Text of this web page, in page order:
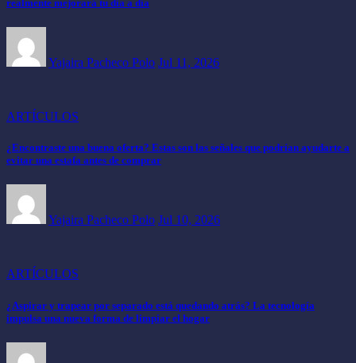
realmente mejorará tu día a día
Yajaira Pacheco Polo Jul 11, 2026
ARTÍCULOS
¿Encontraste una buena oferta? Estas son las señales que podrían ayudarte a
evitar una estafa antes de comprar
Yajaira Pacheco Polo Jul 10, 2026
ARTÍCULOS
¿Aspirar y trapear por separado está quedando atrás? La tecnología
impulsa una nueva forma de limpiar el hogar